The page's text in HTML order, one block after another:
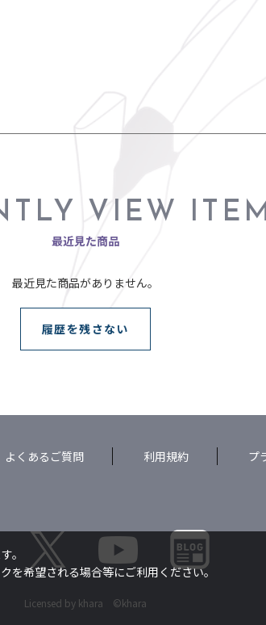
VIEW
最近見た商品
最近見た商品がありません。
履歴を残さない
よくあるご質問 利用規約 プ
Licensed by khara ©khara
。
希望される場合等にご利用ください。